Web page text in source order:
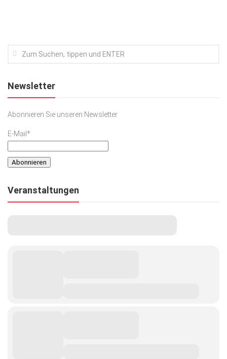
Top Branchen
Newsletter
Abonnieren Sie unseren Newsletter
E-Mail*
Veranstaltungen